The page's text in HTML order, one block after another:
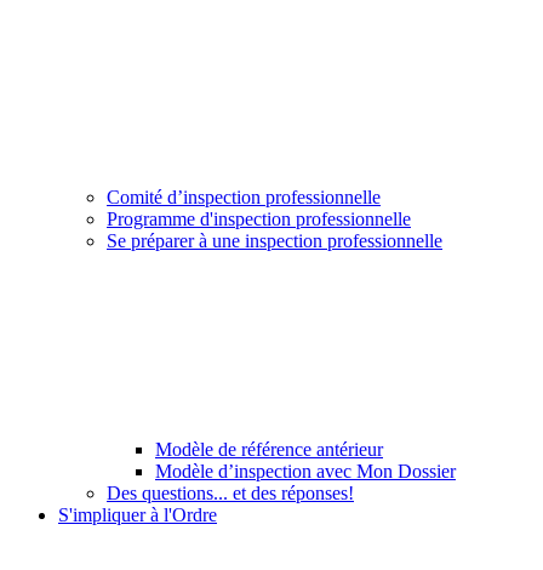
Comité d’inspection professionnelle
Programme d'inspection professionnelle
Se préparer à une inspection professionnelle
Modèle de référence antérieur
Modèle d’inspection avec Mon Dossier
Des questions... et des réponses!
S'impliquer à l'Ordre